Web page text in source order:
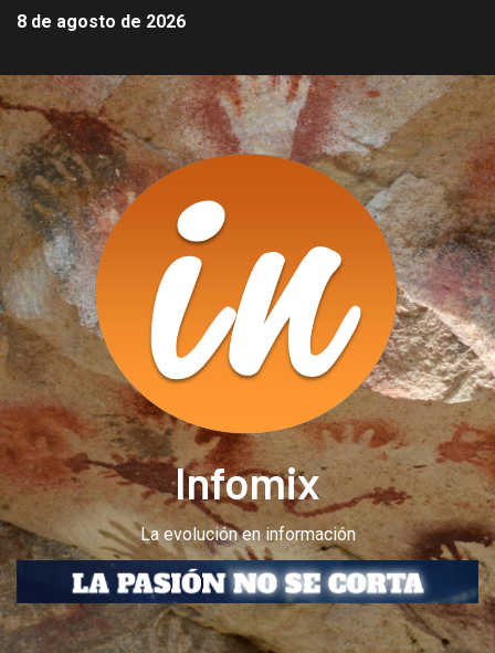
8 de agosto de 2026
Infomix
La evolución en información